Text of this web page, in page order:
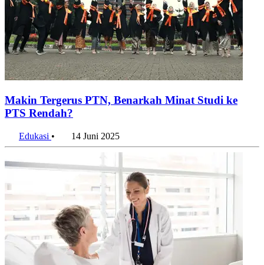
Makin Tergerus PTN, Benarkah Minat Studi ke
PTS Rendah?
Edukasi • 14 Juni 2025